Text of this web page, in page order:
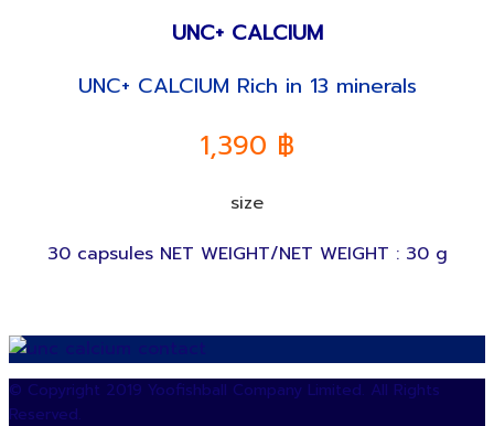
UNC+ CALCIUM
UNC+ CALCIUM Rich in 13 minerals
1,390 ฿
size
30 capsules NET WEIGHT/NET WEIGHT : 30 g
© Copyright 2019 Yoofishball Company Limited. All Rights
Reserved.